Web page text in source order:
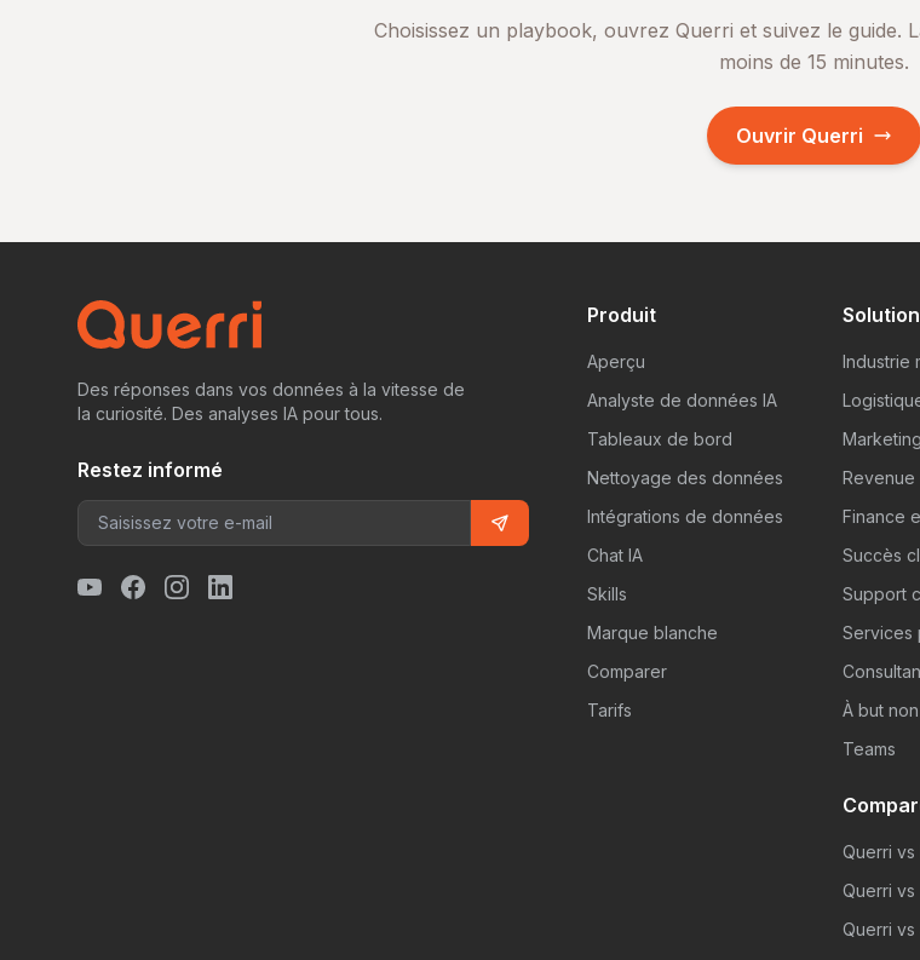
Choisissez un playbook, ouvrez Querri et suivez le guide.
moins de 15 minutes.
Ouvrir Querri
Des réponses dans vos données à la vitesse de
la curiosité. Des analyses IA pour tous.
Restez informé
Produit
Aperçu
Analyste de données IA
Tableaux de bord
Nettoyage des données
Intégrations de données
Chat IA
Skills
Marque blanche
Comparer
Tarifs
Industrie
Marketing
Revenue
Finance
Succès
Support
Services
À but
Teams
Querri vs
Querri vs
Querri